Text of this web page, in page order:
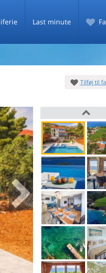
Last minute
Tilføj til